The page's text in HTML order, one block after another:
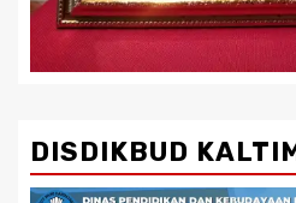
DISDIKBUD